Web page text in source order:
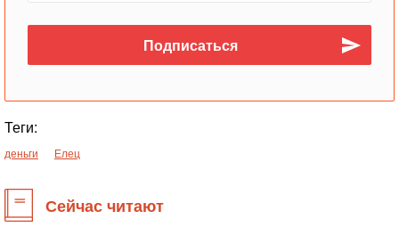
Теги:
деньги Елец
Сейчас читают